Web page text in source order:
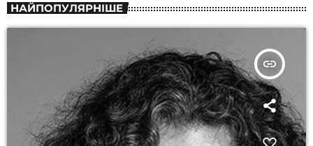
НАЙПОПУЛЯРНІШЕ
insert_link